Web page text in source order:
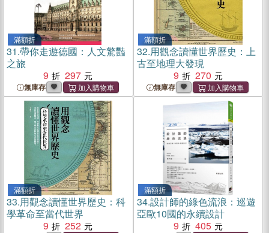
滿額折
31.帶你走遊德國：人文驚豔
之旅
9
297
無庫存
滿額折
32.用觀念讀懂世界歷史：上
古至地理大發現
9
270
無庫存
滿額折
33.用觀念讀懂世界歷史：科
學革命至當代世界
9
252
滿額折
34.設計師的綠色流浪：巡遊
亞歐10國的永續設計
9
405